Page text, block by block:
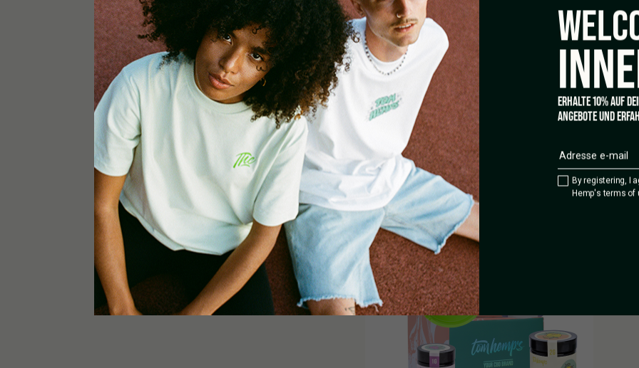
TOM HEMP'S
COFFRET DÉCOUVERTE FLEURS CBD
€29,90
TOM HEMP'S
MINI SMOKING GIFT SET
TOM
€
ERHALTE 10% AUF
ANGEBOTE UND
By registering, I
Hemp's terms of